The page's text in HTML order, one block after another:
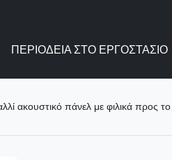
ΠΕΡΙΟΔΕΊΑ ΣΤΟ ΕΡΓΟΣΤΆΣΙΟ
ακουστικό πάνελ με φιλικά προς